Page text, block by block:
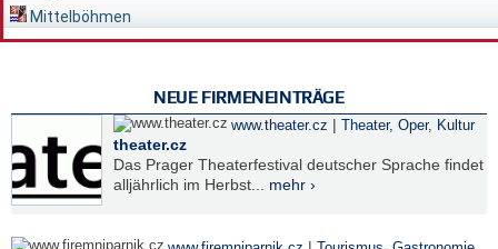
Mittelböhmen
NEUE FIRMENEINTRÄGE
www.theater.cz | Theater, Oper, Kultur
theater.cz
Das Prager Theaterfestival deutscher Sprache findet
alljährlich im Herbst... mehr ›